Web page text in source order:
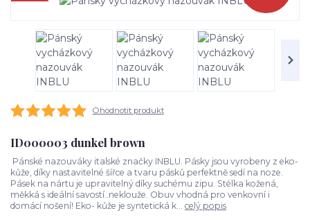
Ohodnotit produkt
ID000003 dunkel brown
Pánské nazouváky italské značky INBLU. Pásky jsou vyrobeny z eko-
kůže, díky nastavitelné šířce a tvaru pásků perfektně sedí na noze.
Pásek na nártu je upravitelný díky suchému zipu. Stélka kožená,
měkká s ideální savostí..neklouže. Obuv vhodná pro venkovní i
domácí nošení! Eko- kůže je syntetická k... celý popis